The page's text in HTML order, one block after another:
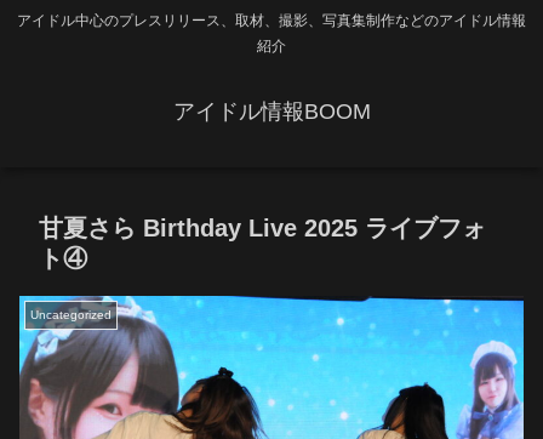
アイドル中心のプレスリリース、取材、撮影、写真集制作などのアイドル情報
紹介
アイドル情報BOOM
甘夏さら Birthday Live 2025 ライブフォ
ト④
Uncategorized